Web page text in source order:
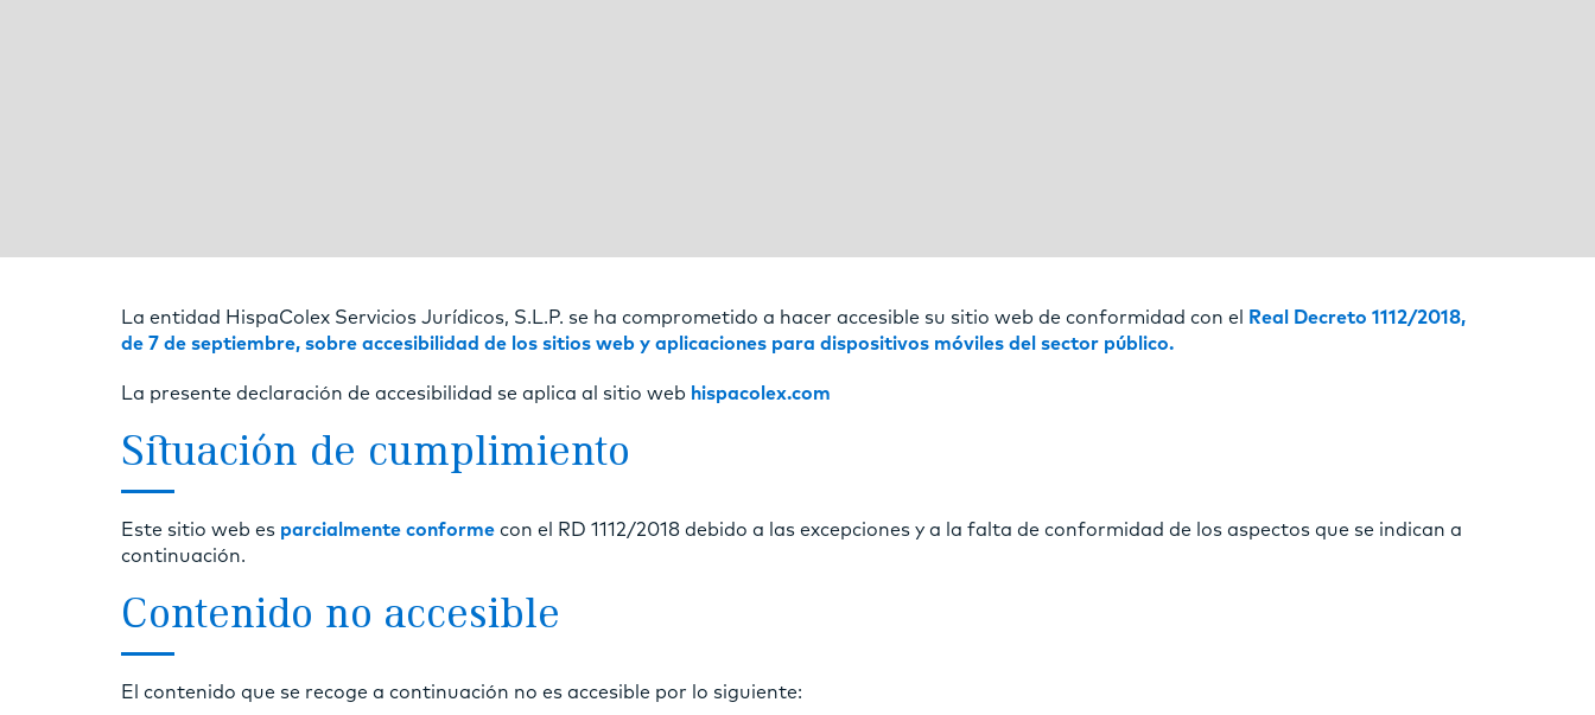
La entidad HispaColex Servicios Jurídicos, S.L.P. se ha comprometido a hacer accesible su sitio web de conformidad con el
Real Decreto 1112/2018,
de 7 de septiembre, sobre accesibilidad de los sitios web y aplicaciones para dispositivos móviles del sector público.
La presente declaración de accesibilidad se aplica al sitio web hispacolex.com
Situación de cumplimiento
Este sitio web es parcialmente conforme con el RD 1112/2018 debido a las excepciones y a la falta de conformidad de los aspectos que se indican a
continuación.
Contenido no accesible
El contenido que se recoge a continuación no es accesible por lo siguiente: